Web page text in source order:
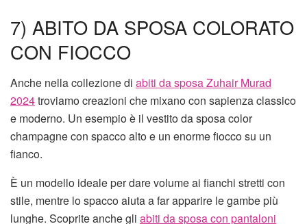
7) ABITO DA SPOSA COLORATO
CON FIOCCO
Anche nella collezione di abiti da sposa Zuhair Murad
2024troviamo creazioni che mixano con sapienza classico
e moderno. Un esempio è il vestito da sposa color
champagne con spacco alto e un enorme fiocco su un
fianco.
È un modello ideale per dare volume ai fianchi stretti con
stile, mentre lo spacco aiuta a far apparire le gambe più
lunghe. Scoprite anche gli abiti da sposa con pantaloni